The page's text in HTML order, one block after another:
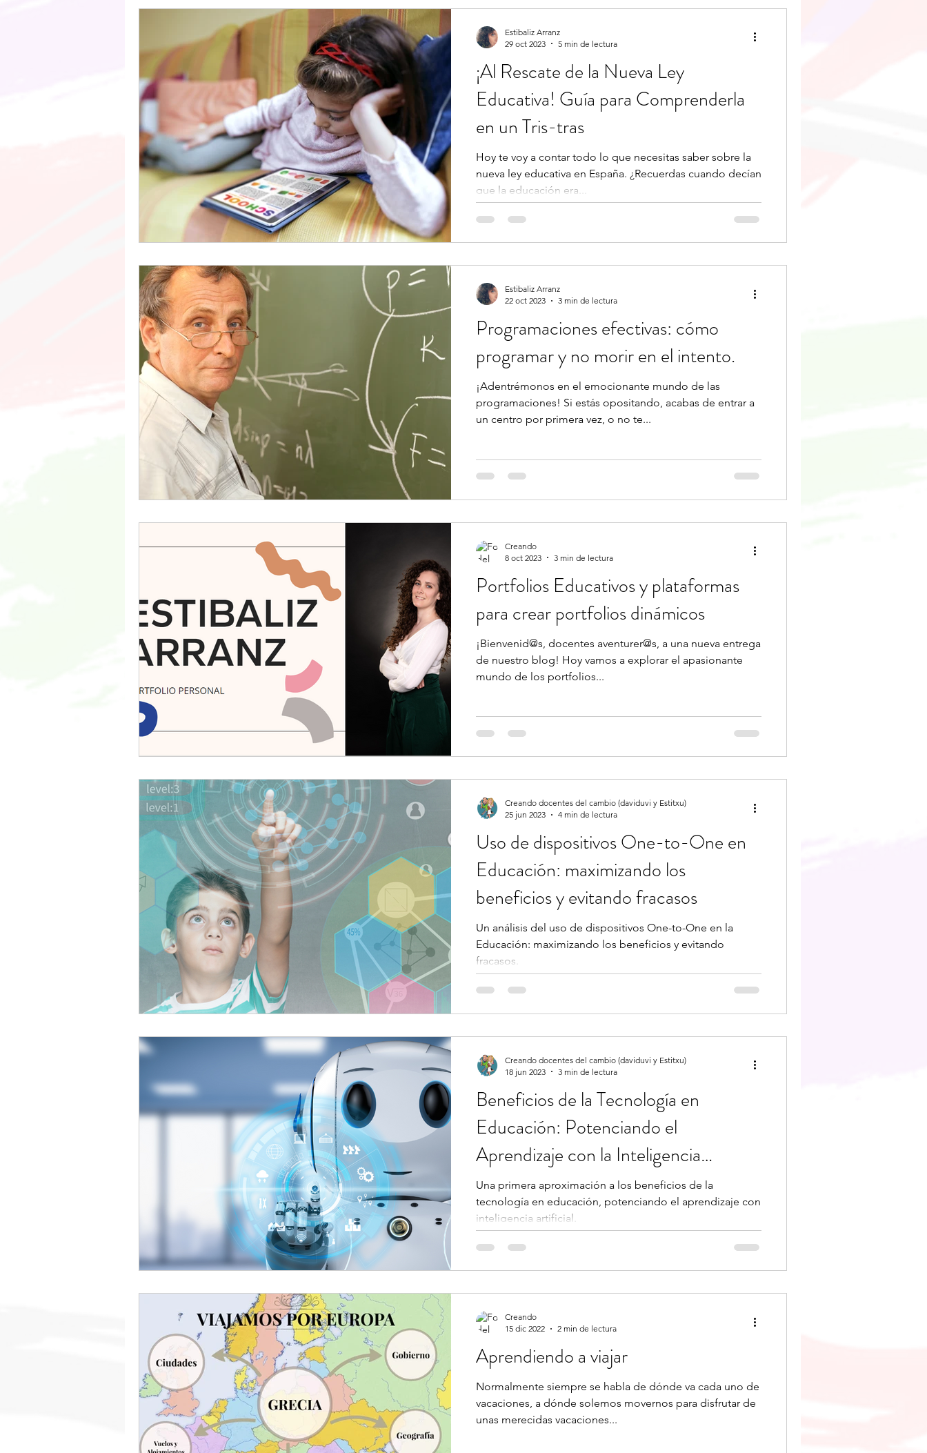
¡Al Rescate de la Nueva Ley
Educativa! Guía para Comprenderla
en un Tris-tras
Hoy te voy a contar todo lo que necesitas saber sobre la
nueva ley educativa en España. ¿Recuerdas cuando decían
que la educación era...
Estibaliz Arranz
29 oct 2023
5 min de lectura
Programaciones efectivas: cómo
programar y no morir en el intento.
¡Adentrémonos en el emocionante mundo de las
programaciones! Si estás opositando, acabas de entrar a
un centro por primera vez, o no te...
Estibaliz Arranz
22 oct 2023
3 min de lectura
Portfolios Educativos y plataformas
para crear portfolios dinámicos
¡Bienvenid@s, docentes aventurer@s, a una nueva entrega
de nuestro blog! Hoy vamos a explorar el apasionante
mundo de los portfolios...
Creando
8 oct 2023
3 min de lectura
Uso de dispositivos One-to-One en
Educación: maximizando los
beneficios y evitando fracasos
Un análisis del uso de dispositivos One-to-One en la
Educación: maximizando los beneficios y evitando
fracasos.
Creando docentes del cambio (daviduvi y Estitxu)
25 jun 2023
4 min de lectura
Beneficios de la Tecnología en
Educación: Potenciando el
Aprendizaje con la Inteligencia
Artificial
Una primera aproximación a los beneficios de la
tecnología en educación, potenciando el aprendizaje con
inteligencia artificial.
Creando docentes del cambio (daviduvi y Estitxu)
18 jun 2023
3 min de lectura
Aprendiendo a viajar
Normalmente siempre se habla de dónde va cada uno de
vacaciones, a dónde solemos movernos para disfrutar de
unas merecidas vacaciones...
Creando
15 dic 2022
2 min de lectura